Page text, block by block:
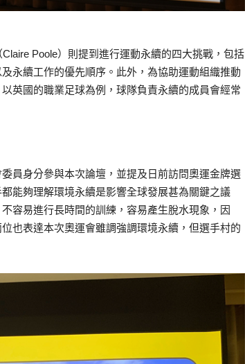
Poole）則提到進行運動永續的四大挑戰，包括
永續工作的優先順序。此外，為協助運動組織推動
英國的職業足球為例，球隊負責永續的成員會經常
員身分參與本次論壇，並提及日前訪問奧運金牌選
能夠理解環境永續是影響全球發展甚為關鍵之議
容易進行長時間的訓練，容易產生脫水現象，因
也表達本次奧運會雖調強調環境永續，但選手村的